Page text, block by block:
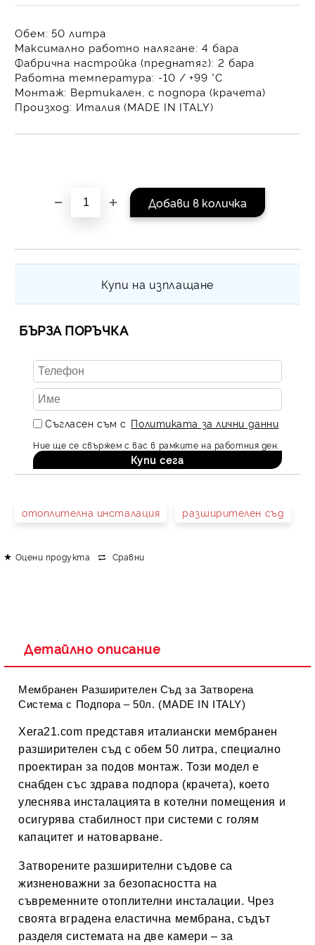
Обем: 50 литра
Максимално работно налягане: 4 бара
Фабрична настройка (преднатяг): 2 бара
Работна температура: -10 / +99 °C
Монтаж: Вертикален, с подпора (крачета)
Произход: Италия (MADE IN ITALY)
Купи на изплащане
на поръчката се
За покупки на
/ €1022.61
БЪРЗА ПОРЪЧКА
Съгласен съм с Политиката за лични данни
Ние ще се свържем с вас в рамките на работния ден.
отоплителна инсталация разширителен съд
Оцени продукта Сравни
Детайлно описание
Мембранен Разширителен Съд за Затворена
Система с Подпора – 50л. (MADE IN ITALY)
Xera21.com представя италиански мембранен
разширителен съд с обем 50 литра, специално
проектиран за подов монтаж. Този модел е
снабден със здрава подпора (крачета), което
улеснява инсталацията в котелни помещения и
осигурява стабилност при системи с голям
капацитет и натоварване.
Затворените разширителни съдове са
жизненоважни за безопасността на
съвременните отоплителни инсталации. Чрез
своята вградена еластична мембрана, съдът
разделя системата на две камери – за